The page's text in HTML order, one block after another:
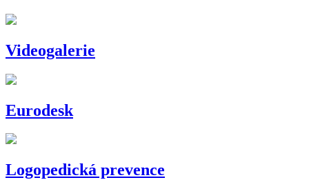
Videogalerie
Eurodesk
Logopedická prevence